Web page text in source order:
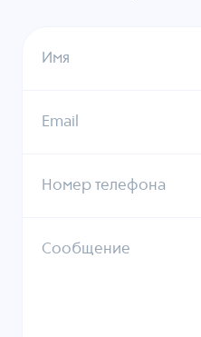
Имя
Email
Номер телефона
Сообщение